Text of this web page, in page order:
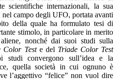
scientifiche internazionali, la sua
nel campo degli UFO, portata avanti
della quale ha formulato tesi di
stimolo, in particolare in merito
nonché dai suoi studi sulla
Color Teste del Triade Color Test
convergono sull’idea e la
quella società in cui ognuno è
l’aggettivo “felice” non vuol dire